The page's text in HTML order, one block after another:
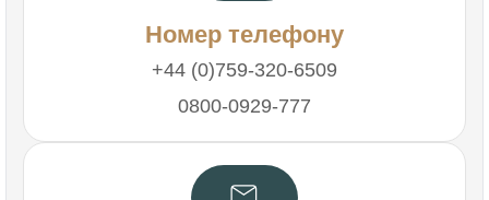
Номер телефону
+44 (0)759-320-6509
0800-0929-777